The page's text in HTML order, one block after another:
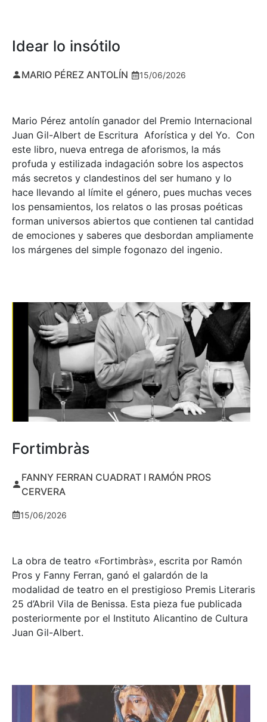
Idear lo insótilo
MARIO PÉREZ ANTOLÍN 15/06/2026
Mario Pérez antolín ganador del Premio Internacional
Juan Gil-Albert de Escritura Aforística y del Yo. Con
este libro, nueva entrega de aforismos, la más
profuda y estilizada indagación sobre los aspectos
más secretos y clandestinos del ser humano y lo
hace llevando al límite el género, pues muchas veces
los pensamientos, los relatos o las prosas poéticas
forman universos abiertos que contienen tal cantidad
de emociones y saberes que desbordan ampliamente
los márgenes del simple fogonazo del ingenio.
Fortimbràs
FANNY FERRAN CUADRAT I RAMÓN PROS
CERVERA
15/06/2026
La obra de teatro «Fortimbràs», escrita por Ramón
Pros y Fanny Ferran, ganó el galardón de la
modalidad de teatro en el prestigioso Premis Literaris
25 d’Abril Vila de Benissa. Esta pieza fue publicada
posteriormente por el Instituto Alicantino de Cultura
Juan Gil-Albert.